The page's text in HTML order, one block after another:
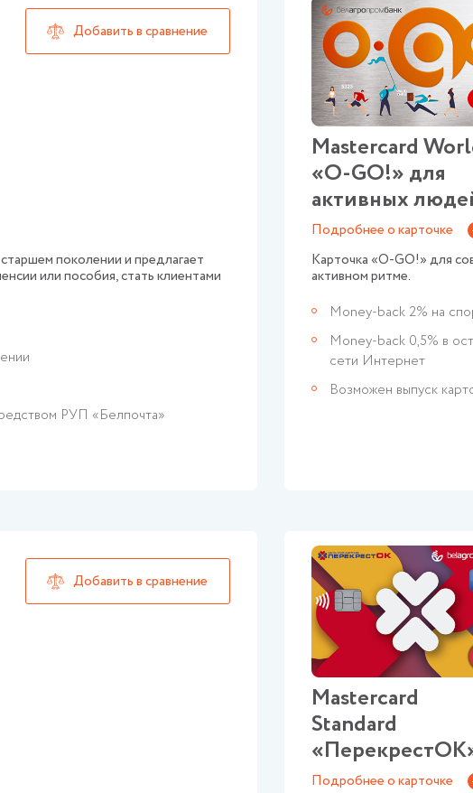
поколении и предлагает
или пособия, стать клиентами
РУП «Белпочта»
Mastercard
«О-GO!» для
активных
Подробнее о карточке
Карточка «О-GO!» для
активном ритме.
Money-back 2% на
Money-back 0,5% в
сети Интернет
Возможен выпуск
Mastercard
Standard
Подробнее о карточке